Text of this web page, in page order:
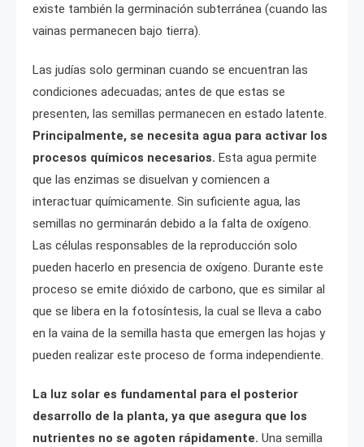
existe también la germinación subterránea (cuando las
vainas permanecen bajo tierra).
Las judías solo germinan cuando se encuentran las
condiciones adecuadas; antes de que estas se
presenten, las semillas permanecen en estado latente.
Principalmente, se necesita agua para activar los
procesos químicos necesarios. Esta agua permite
que las enzimas se disuelvan y comiencen a
interactuar químicamente. Sin suficiente agua, las
semillas no germinarán debido a la falta de oxígeno.
Las células responsables de la reproducción solo
pueden hacerlo en presencia de oxígeno. Durante este
proceso se emite dióxido de carbono, que es similar al
que se libera en la fotosíntesis, la cual se lleva a cabo
en la vaina de la semilla hasta que emergen las hojas y
pueden realizar este proceso de forma independiente.
La luz solar es fundamental para el posterior
desarrollo de la planta, ya que asegura que los
nutrientes no se agoten rápidamente. Una semilla